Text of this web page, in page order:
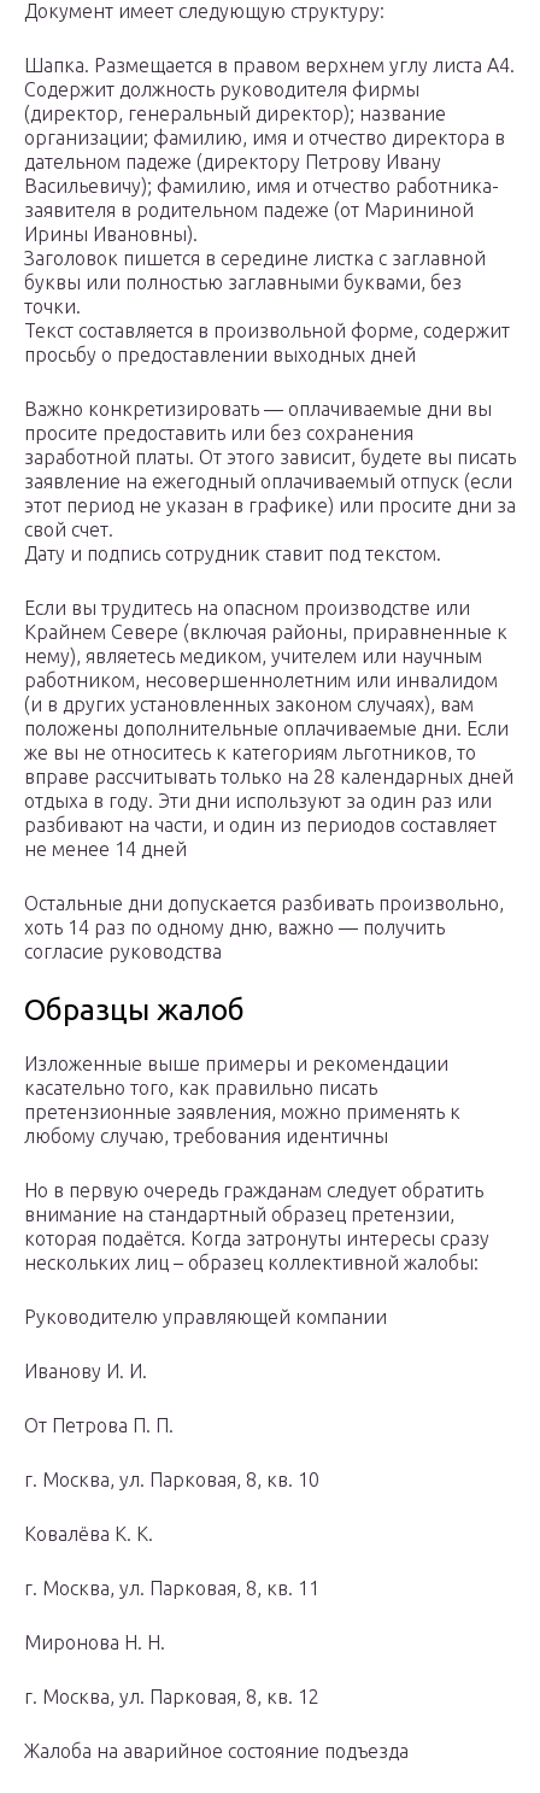
Документ имеет следующую структуру:
Шапка. Размещается в правом верхнем углу листа А4.
Содержит должность руководителя фирмы
(директор, генеральный директор); название
организации; фамилию, имя и отчество директора в
дательном падеже (директору Петрову Ивану
Васильевичу); фамилию, имя и отчество работника-
заявителя в родительном падеже (от Марининой
Ирины Ивановны).
Заголовок пишется в середине листка с заглавной
буквы или полностью заглавными буквами, без
точки.
Текст составляется в произвольной форме, содержит
просьбу о предоставлении выходных дней
Важно конкретизировать — оплачиваемые дни вы
просите предоставить или без сохранения
заработной платы. От этого зависит, будете вы писать
заявление на ежегодный оплачиваемый отпуск (если
этот период не указан в графике) или просите дни за
свой счет.
Дату и подпись сотрудник ставит под текстом.
Если вы трудитесь на опасном производстве или
Крайнем Севере (включая районы, приравненные к
нему), являетесь медиком, учителем или научным
работником, несовершеннолетним или инвалидом
(и в других установленных законом случаях), вам
положены дополнительные оплачиваемые дни. Если
же вы не относитесь к категориям льготников, то
вправе рассчитывать только на 28 календарных дней
отдыха в году. Эти дни используют за один раз или
разбивают на части, и один из периодов составляет
не менее 14 дней
Остальные дни допускается разбивать произвольно,
хоть 14 раз по одному дню, важно — получить
согласие руководства
Образцы жалоб
Изложенные выше примеры и рекомендации
касательно того, как правильно писать
претензионные заявления, можно применять к
любому случаю, требования идентичны
Но в первую очередь гражданам следует обратить
внимание на стандартный образец претензии,
которая подаётся. Когда затронуты интересы сразу
нескольких лиц – образец коллективной жалобы:
Руководителю управляющей компании
Иванову И. И.
От Петрова П. П.
г. Москва, ул. Парковая, 8, кв. 10
Ковалёва К. К.
г. Москва, ул. Парковая, 8, кв. 11
Миронова Н. Н.
г. Москва, ул. Парковая, 8, кв. 12
Жалоба на аварийное состояние подъезда